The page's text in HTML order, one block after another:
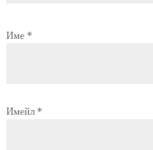
Име *
Имейл *